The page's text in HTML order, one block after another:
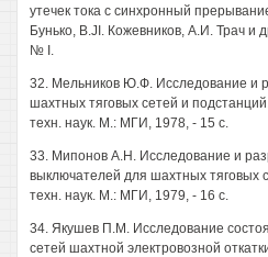
утечек тока с синхронный
Бунько, B.JI. Кожевников, А.И. Трач и
№ I.
32. Мельников Ю.Ф. Исследование и
шахтных тяговых сетей и
техн. наук. М.: МГИ, 1978, - 15 с.
33. Мипонов А.Н. Исследование и
выключателей для шахтных тяговых
техн. наук. М.: МГИ, 1979, - 16 с.
34. Якушев П.М. Исследование
сетей шахтной электровозной